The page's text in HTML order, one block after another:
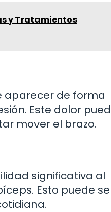
y Tratamientos
aparecer de forma
Este dolor
mover el brazo.
significativa al
Esto puede